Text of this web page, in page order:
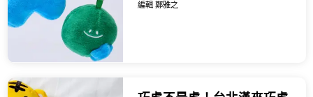
開賣日 售價一次看。
編輯 鄭雅之